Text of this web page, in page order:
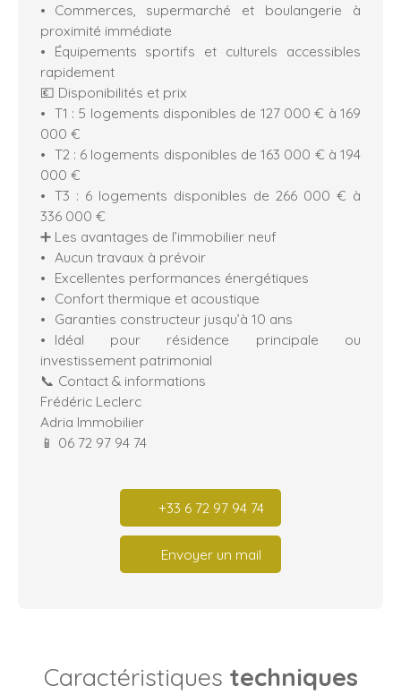
Commerces, supermarché et boulangerie à
proximité immédiate
Équipements sportifs et culturels accessibles
rapidement
💶 Disponibilités et prix
T1 : 5 logements disponibles de 127 000 € à 169
000 €
T2 : 6 logements disponibles de 163 000 € à 194
000 €
T3 : 6 logements disponibles de 266 000 € à
336 000 €
➕ Les avantages de l’immobilier neuf
Aucun travaux à prévoir
Excellentes performances énergétiques
Confort thermique et acoustique
Garanties constructeur jusqu’à 10 ans
Idéal pour résidence principale ou
investissement patrimonial
📞 Contact & informations
Frédéric Leclerc
Adria Immobilier
📱 06 72 97 94 74
+33 6 72 97 94 74
Envoyer un mail
Caractéristiques techniques